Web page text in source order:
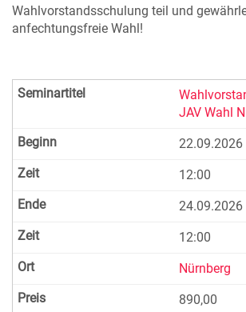
Wahlvorstandsschulung teil und
anfechtungsfreie Wahl!
JAV Wahl
22.09.2026
12:00
24.09.2026
12:00
Nürnberg
890,00